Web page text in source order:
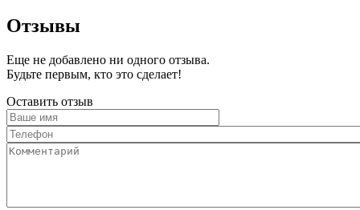
Отзывы
Еще не добавлено ни одного отзыва.
Будьте первым, кто это сделает!
Оставить отзыв
Ваше
имя
Телефон
Комментарий